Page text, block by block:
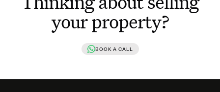
your property?
BOOK A CALL